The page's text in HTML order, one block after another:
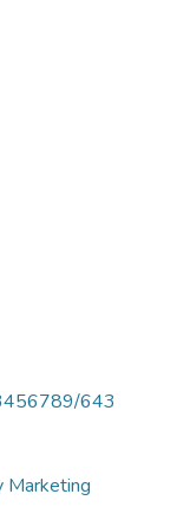
643
Marketing